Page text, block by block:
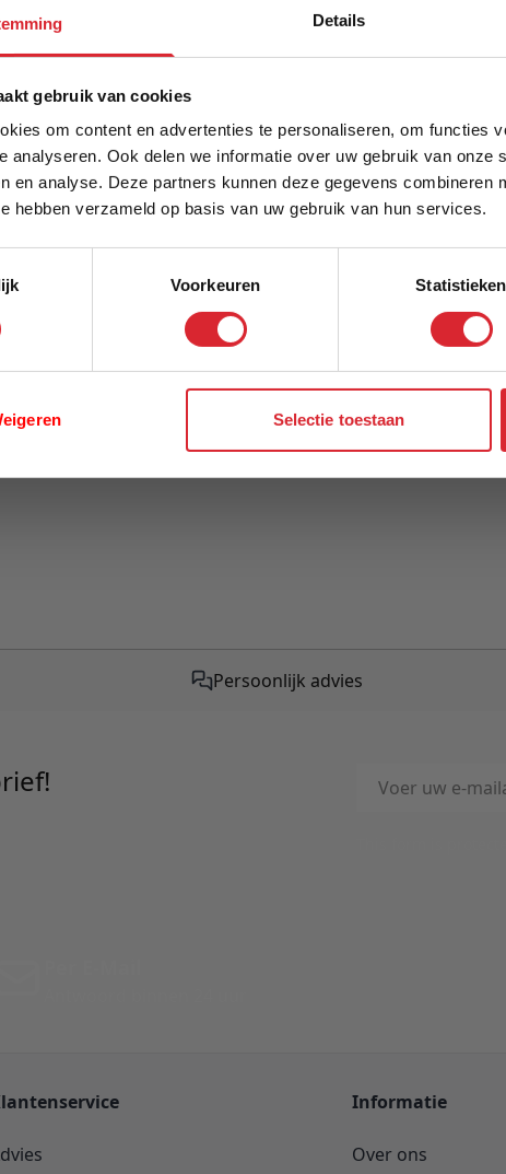
Details
gebruik van cookies
om content en advertenties te personaliseren, om functies
analyseren. Ook delen we informatie over uw gebruik van onze
en analyse. Deze partners kunnen deze gegevens combineren
hebben verzameld op basis van uw gebruik van hun services.
Voorkeuren Statistieken
Selectie toestaan
Lengte
Breedte
Model
Persoonlijk advies
E-mailadres
Informatie
Over ons
5%
Schrijf je in en ontvang direct een